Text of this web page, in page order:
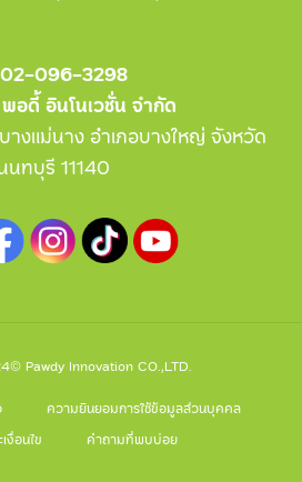
02-096-3298
อดี้ อินโนเวชั่น จำกัด
างแม่นาง อำเภอบางใหญ่ จังหวัด
นทบุรี 11140
Pawdy Innovation CO.,LTD.
ความยินยอมการใช้ข้อมูลส่วนบุคคล
งื่อนไข คำถามที่พบบ่อย